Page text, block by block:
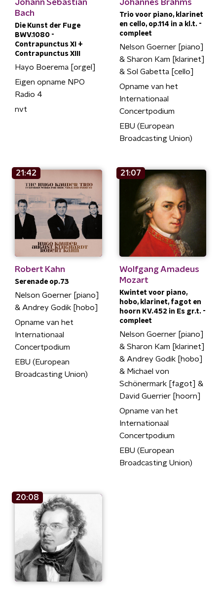
Johann Sebastian
Bach
Die Kunst der Fuge
BWV.1080 -
Contrapunctus XI +
Contrapunctus XIII
Hayo Boerema [orgel]
Eigen opname NPO
Radio 4
nvt
Johannes Brahms
Trio voor piano, klarinet
en cello, op.114 in a kl.t. -
compleet
Nelson Goerner [piano]
& Sharon Kam [klarinet]
& Sol Gabetta [cello]
Opname van het
Internationaal
Concertpodium
EBU (European
Broadcasting Union)
21:42
Robert Kahn
Serenade op.73
Nelson Goerner [piano]
& Andrey Godik [hobo]
Opname van het
Internationaal
Concertpodium
EBU (European
Broadcasting Union)
21:07
Wolfgang Amadeus
Mozart
Kwintet voor piano,
hobo, klarinet, fagot en
hoorn KV.452 in Es gr.t. -
compleet
Nelson Goerner [piano]
& Sharon Kam [klarinet]
& Andrey Godik [hobo]
& Michael von
Schönermark [fagot] &
David Guerrier [hoorn]
Opname van het
Internationaal
Concertpodium
EBU (European
Broadcasting Union)
20:08